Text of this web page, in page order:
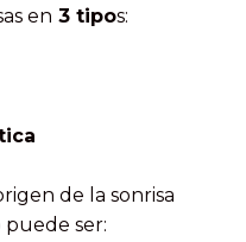
en 3 tipos:
de la sonrisa
puede ser: